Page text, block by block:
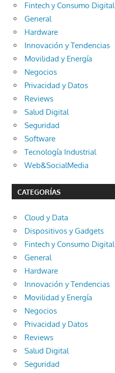
Fintech y Consumo Digital
General
Hardware
Innovación y Tendencias
Movilidad y Energía
Negocios
Privacidad y Datos
Reviews
Salud Digital
Seguridad
Software
Tecnología Industrial
Web&SocialMedia
CATEGORÍAS
Cloud y Data
Dispositivos y Gadgets
Fintech y Consumo Digital
General
Hardware
Innovación y Tendencias
Movilidad y Energía
Negocios
Privacidad y Datos
Reviews
Salud Digital
Seguridad